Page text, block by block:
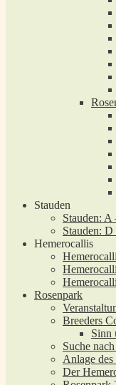
Stauden
Stauden: A
Stauden: D
Hemerocallis
Rosenpark
Breeders
Sinn
Suche
Anlage des
Der